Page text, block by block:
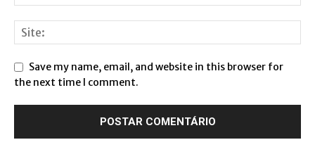
Save my name, email, and website in this browser for
the next time I comment.